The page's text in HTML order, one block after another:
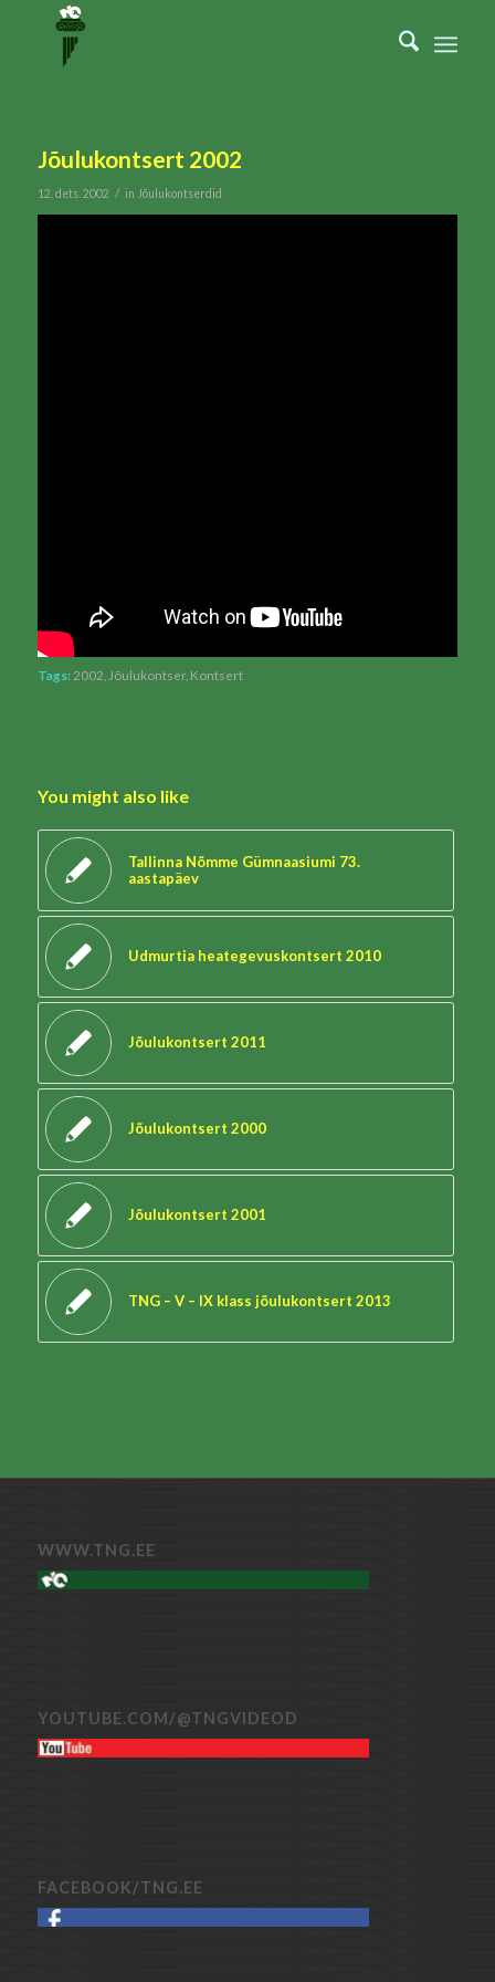
Jõulukontsert 2002
12. dets. 2002 / in Jõulukontserdid
Tags: 2002 Jõulukontser, Kontsert
You might also like
Tallinna Nõmme Gümnaasiumi 73.
aastapäev
Udmurtia heategevuskontsert 2010
Jõulukontsert 2011
Jõulukontsert 2000
Jõulukontsert 2001
TNG – V – IX klass jõulukontsert 2013
WWW.TNG.EE
YOUTUBE.COM/@TNGVIDEOD
FACEBOOK/TNG.EE